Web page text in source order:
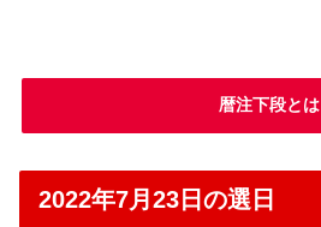
暦注下段とは
2022年7月23日の選日